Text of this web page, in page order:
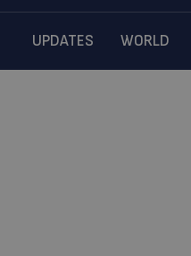
UPDATES WORLD